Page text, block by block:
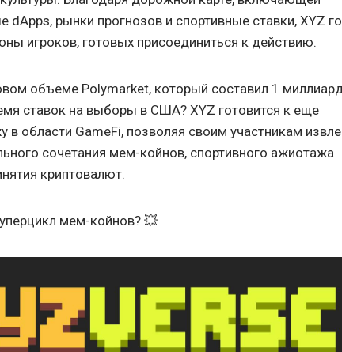
dApps, рынки прогнозов и спортивные ставки, XYZ
игроков, готовых присоединиться к действию.
объеме Polymarket, который составил 1
ставок на выборы в США? XYZ готовится к еще
в области GameFi, позволяя своим участникам
сочетания мем-койнов, спортивного ажиотажа
криптовалют.
мем-койнов? 💥